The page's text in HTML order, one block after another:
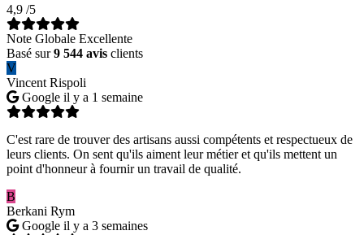
4,9 /5
Note Globale Excellente
Basé sur9 544 avis clients
V
Vincent Rispoli
Google il y a 1 semaine
C'est rare de trouver des artisans aussi compétents et respectueux de
leurs clients. On sent qu'ils aiment leur métier et qu'ils mettent un
point d'honneur à fournir un travail de qualité.
B
Berkani Rym
Google il y a 3 semaines